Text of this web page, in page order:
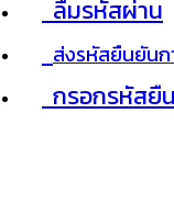
ลืมรหัสผ่าน
ส่งรหัสยืนยันก
กรอกรหัสยื